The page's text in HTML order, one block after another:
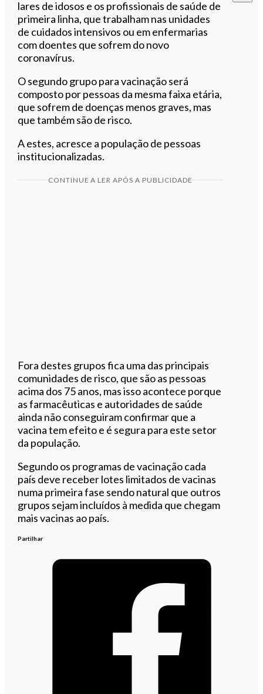
lares de idosos e os profissionais de saúde de
primeira linha, que trabalham nas unidades
de cuidados intensivos ou em enfermarias
com doentes que sofrem do novo
coronavírus.
O segundo grupo para vacinação será
composto por pessoas da mesma faixa etária,
que sofrem de doenças menos graves, mas
que também são de risco.
A estes, acresce a população de pessoas
institucionalizadas.
CONTINUE A LER APÓS A PUBLICIDADE
Fora destes grupos fica uma das principais
comunidades de risco, que são as pessoas
acima dos 75 anos, mas isso acontece porque
as farmacêuticas e autoridades de saúde
ainda não conseguiram confirmar que a
vacina tem efeito e é segura para este setor
da população.
Segundo os programas de vacinação cada
país deve receber lotes limitados de vacinas
numa primeira fase sendo natural que outros
grupos sejam incluídos à medida que chegam
mais vacinas ao país.
Partilhar